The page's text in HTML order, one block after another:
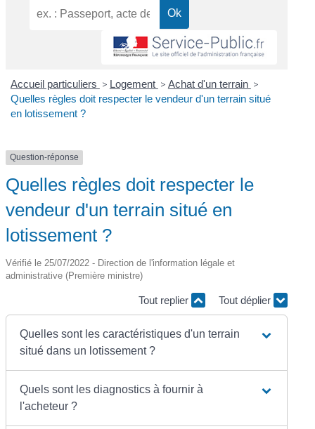
Accueil particuliers > Logement > Achat d'un terrain >
Quelles règles doit respecter le vendeur d'un terrain situé
en lotissement ?
Question-réponse
Quelles règles doit respecter le
vendeur d'un terrain situé en
lotissement ?
Vérifié le 25/07/2022 - Direction de l'information légale et
administrative (Première ministre)
Tout replier Tout déplier
Quelles sont les caractéristiques d'un terrain
situé dans un lotissement ?
Quels sont les diagnostics à fournir à
l'acheteur ?